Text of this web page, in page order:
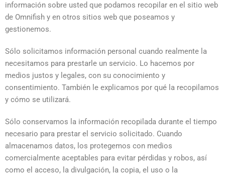
información sobre usted que podamos recopilar en el sitio web
de Omnifish y en otros sitios web que poseamos y
gestionemos.
Sólo solicitamos información personal cuando realmente la
necesitamos para prestarle un servicio. Lo hacemos por
medios justos y legales, con su conocimiento y
consentimiento. También le explicamos por qué la recopilamos
y cómo se utilizará.
Sólo conservamos la información recopilada durante el tiempo
necesario para prestar el servicio solicitado. Cuando
almacenamos datos, los protegemos con medios
comercialmente aceptables para evitar pérdidas y robos, así
como el acceso, la divulgación, la copia, el uso o la